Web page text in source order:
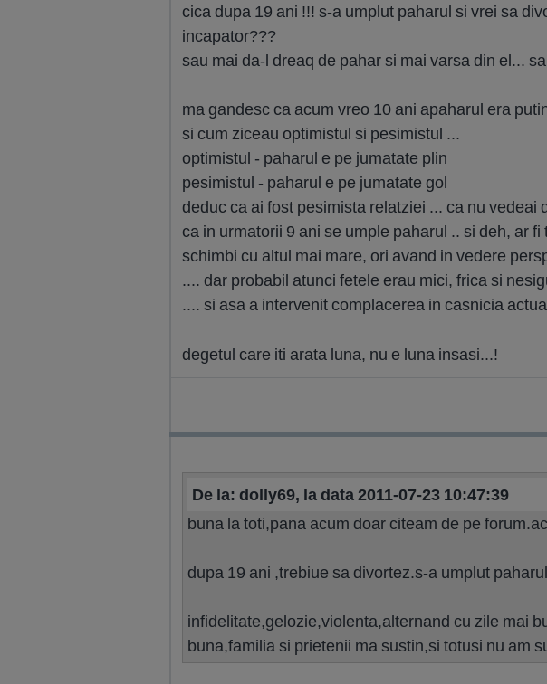
cica dupa 19 ani !!! s-a umplut paharul si vrei sa
incapator???
sau mai da-l dreaq de pahar si mai varsa din el...
ma gandesc ca acum vreo 10 ani apaharul era
si cum ziceau optimistul si pesimistul ...
optimistul - paharul e pe jumatate plin
pesimistul - paharul e pe jumatate gol
deduc ca ai fost pesimista relatziei ... ca nu
ca in urmatorii 9 ani se umple paharul .. si deh, ar
schimbi cu altul mai mare, ori avand in vedere
.... dar probabil atunci fetele erau mici, frica si
.... si asa a intervenit complacerea in casnicia
degetul care iti arata luna, nu e luna insasi...!
De la: dolly69, la data 2011-07-23 10:47:39
buna la toti,pana acum doar citeam de pe
dupa 19 ani ,trebiue sa divortez.s-a umplut
infidelitate,gelozie,violenta,alternand cu zile mai
buna,familia si prietenii ma sustin,si totusi nu am